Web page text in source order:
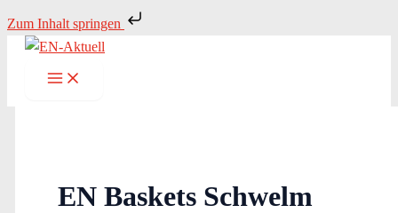
Zum Inhalt springen
Inhalt
springen
EN Baskets Schwelm